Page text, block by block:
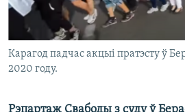
Карагод падчас акцыі пратэсту ў
2020 году.